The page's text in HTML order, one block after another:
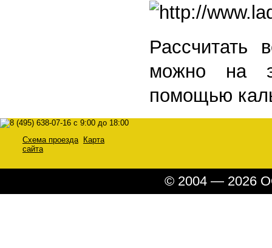
можно на
помощью
Схема проезда
Карта
сайта
© 2004 — 2026